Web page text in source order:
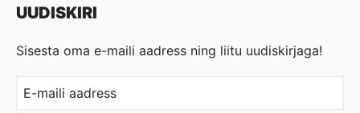
UUDISKIRI
Sisesta oma e-maili aadress ning liitu uudiskirjaga!